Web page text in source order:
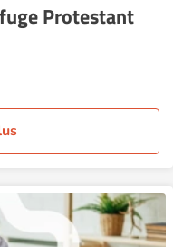
Protestant